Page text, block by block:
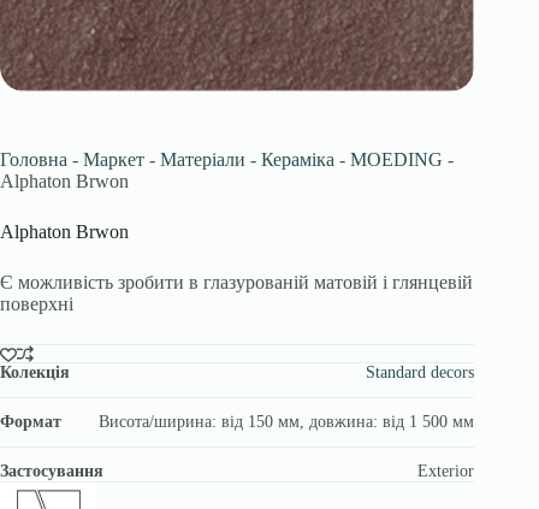
Головна - Маркет - Матеріали - Кераміка - MOEDING -
Alphaton Brwon
Alphaton Brwon
Є можливість зробити в глазурованій матовій і глянцевій
поверхні
Колекція Standard decors
Формат Висота/ширина: від 150 мм, довжина: від 1 500 мм
Застосування Exterior